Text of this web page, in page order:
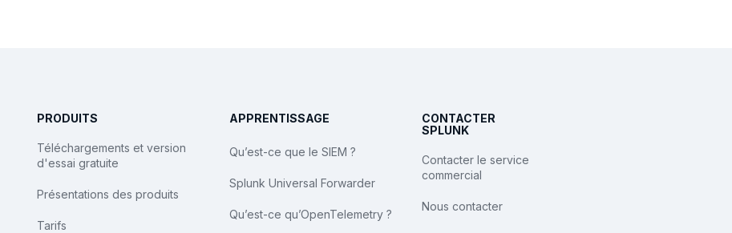
PRODUITS
Téléchargements et version
d'essai gratuite
Présentations des produits
Tarifs
APPRENTISSAGE
Qu’est-ce que le SIEM ?
Splunk Universal Forwarder
Qu’est-ce qu’OpenTelemetry ?
CONTACTER
SPLUNK
Contacter le service
commercial
Nous contacter